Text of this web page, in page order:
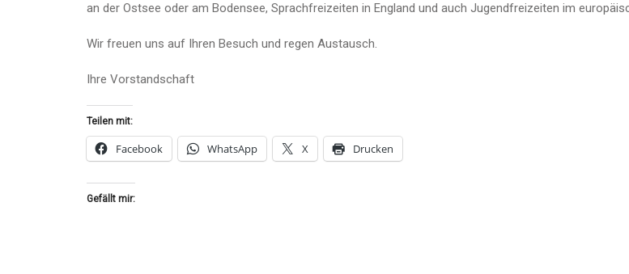
an der Ostsee oder am Bodensee, Sprachfreizeiten in England und auch Jugendfreizeiten im
Wir freuen uns auf Ihren Besuch und regen Austausch.
Ihre Vorstandschaft
Teilen mit:
Facebook WhatsApp X Drucken
Gefällt mir: